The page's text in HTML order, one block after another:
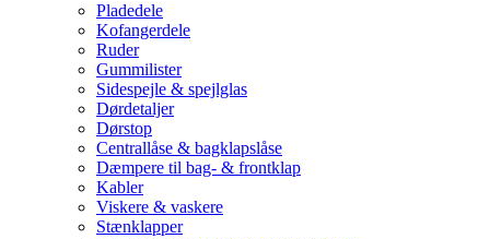
Pladedele
Kofangerdele
Ruder
Gummilister
Sidespejle & spejlglas
Dørdetaljer
Dørstop
Centrallåse & bagklapslåse
Dæmpere til bag- & frontklap
Kabler
Viskere & vaskere
Stænklapper